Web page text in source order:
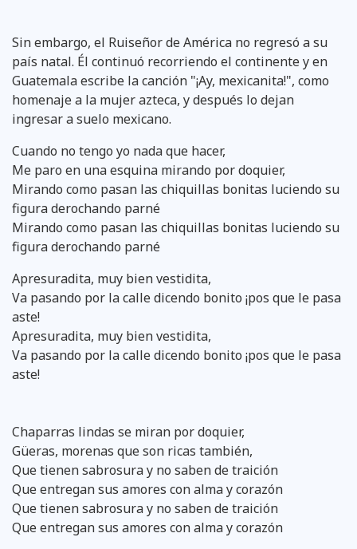
Sin embargo, el Ruiseñor de América no regresó a su
país natal. Él continuó recorriendo el continente y en
Guatemala escribe la canción "¡Ay, mexicanita!", como
homenaje a la mujer azteca, y después lo dejan
ingresar a suelo mexicano.
Cuando no tengo yo nada que hacer,
Me paro en una esquina mirando por doquier,
Mirando como pasan las chiquillas bonitas luciendo su
figura derochando parné
Mirando como pasan las chiquillas bonitas luciendo su
figura derochando parné
Apresuradita, muy bien vestidita,
Va pasando por la calle dicendo bonito ¡pos que le pasa
aste!
Apresuradita, muy bien vestidita,
Va pasando por la calle dicendo bonito ¡pos que le pasa
aste!
Chaparras lindas se miran por doquier,
Güeras, morenas que son ricas también,
Que tienen sabrosura y no saben de traición
Que entregan sus amores con alma y corazón
Que tienen sabrosura y no saben de traición
Que entregan sus amores con alma y corazón